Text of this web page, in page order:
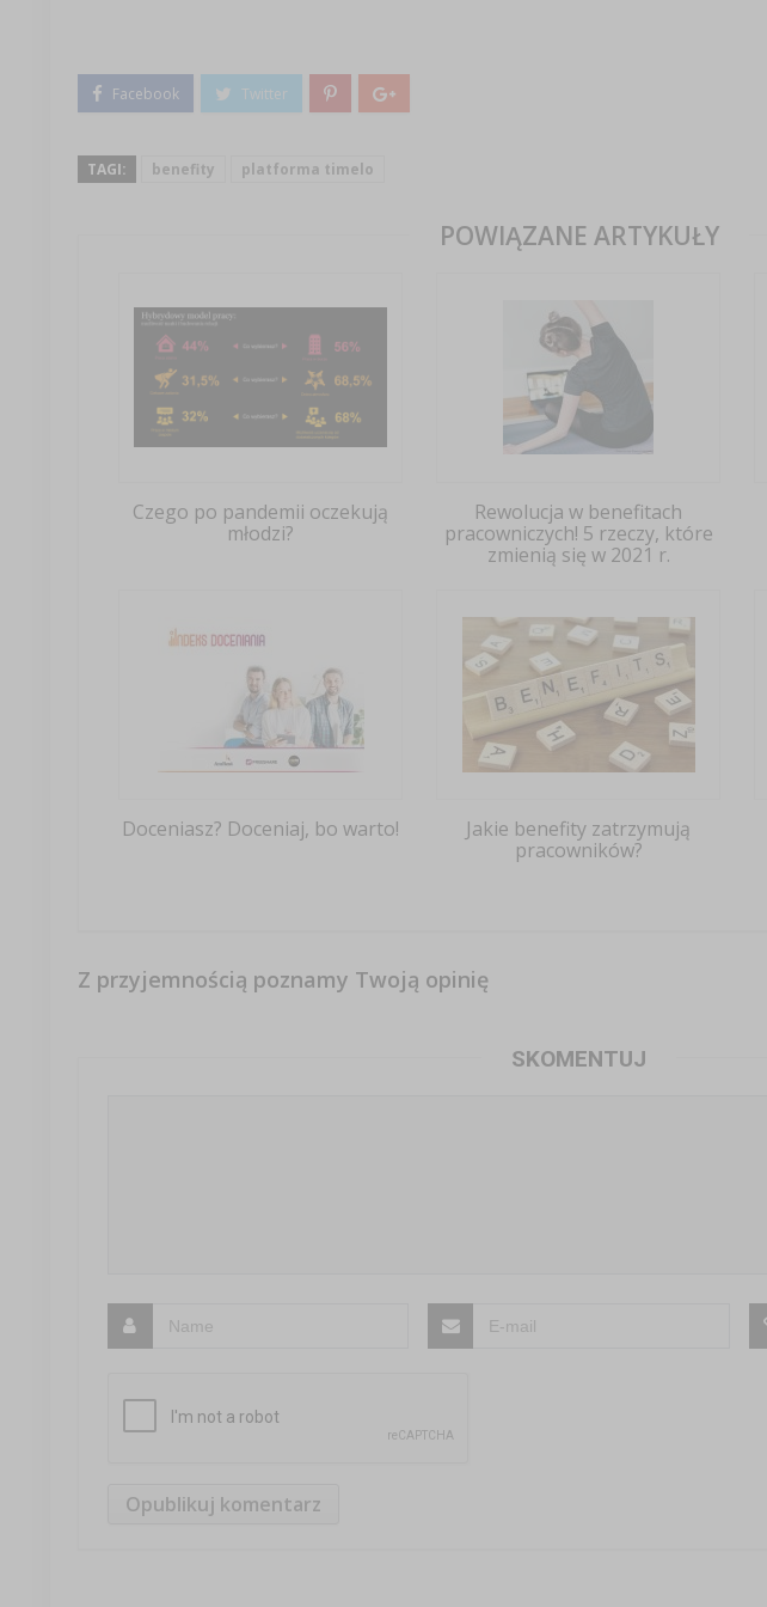
TAGI: benefity platforma timelo
POWIĄZANE ARTYKUŁY
Czego po pandemii oczekują
młodzi?
Rewolucja w benefitach
pracowniczych! 5 rzeczy, które
zmienią się w 2021 r.
Doceniasz? Doceniaj, bo warto!
Jakie benefity zatrzymują
pracowników?
Z przyjemnością poznamy Twoją opinię
SKOMENTUJ